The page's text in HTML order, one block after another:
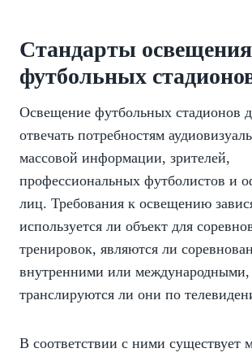
Стандарты освещения
футбольных
Освещение футбольных стадионов
отвечать потребностям
массовой информации, зрителей,
профессиональных футболистов и
лиц. Требования к освещению
используется ли объект для
тренировок, являются ли
внутренними или международными,
транслируются ли они по
В соответствии с ними существует